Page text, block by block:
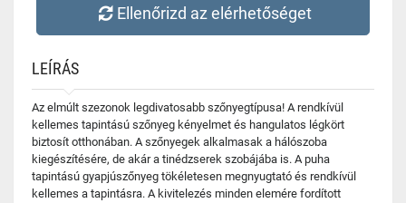
Ellenőrizd az elérhetőséget
LEÍRÁS
Az elmúlt szezonok legdivatosabb szőnyegtípusa! A rendkívül
kellemes tapintású szőnyeg kényelmet és hangulatos légkört
biztosít otthonában. A szőnyegek alkalmasak a hálószoba
kiegészítésére, de akár a tinédzserek szobájába is. A puha
tapintású gyapjúszőnyeg tökéletesen megnyugtató és rendkívül
kellemes a tapintásra. A kivitelezés minden elemére fordított